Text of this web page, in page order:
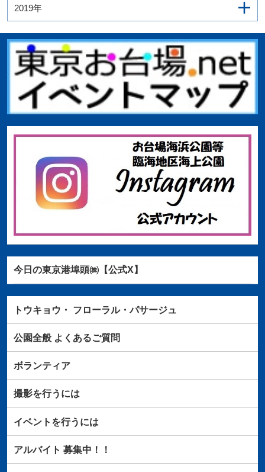
2019年
今日の東京港埠頭㈱【公式X】
トウキョウ・ フローラル・パサージュ
公園全般よくあるご質問
ボランティア
撮影を行うには
イベントを行うには
アルバイト 募集中！！